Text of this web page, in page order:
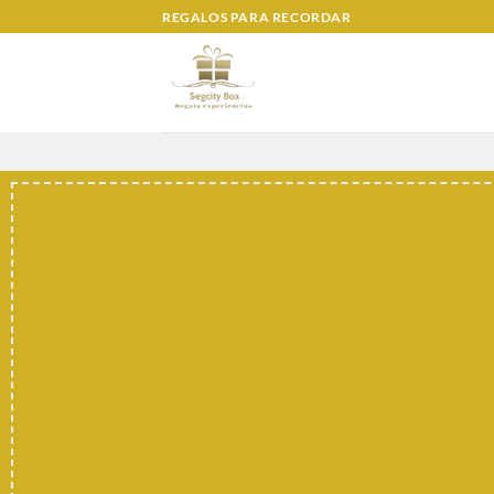
al
REGALOS PARA RECORDAR